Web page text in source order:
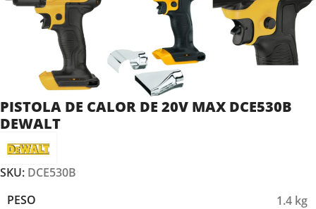
PISTOLA DE CALOR DE 20V MAX DCE530B
DEWALT
SKU: DCE530B
PESO
1.4 kg